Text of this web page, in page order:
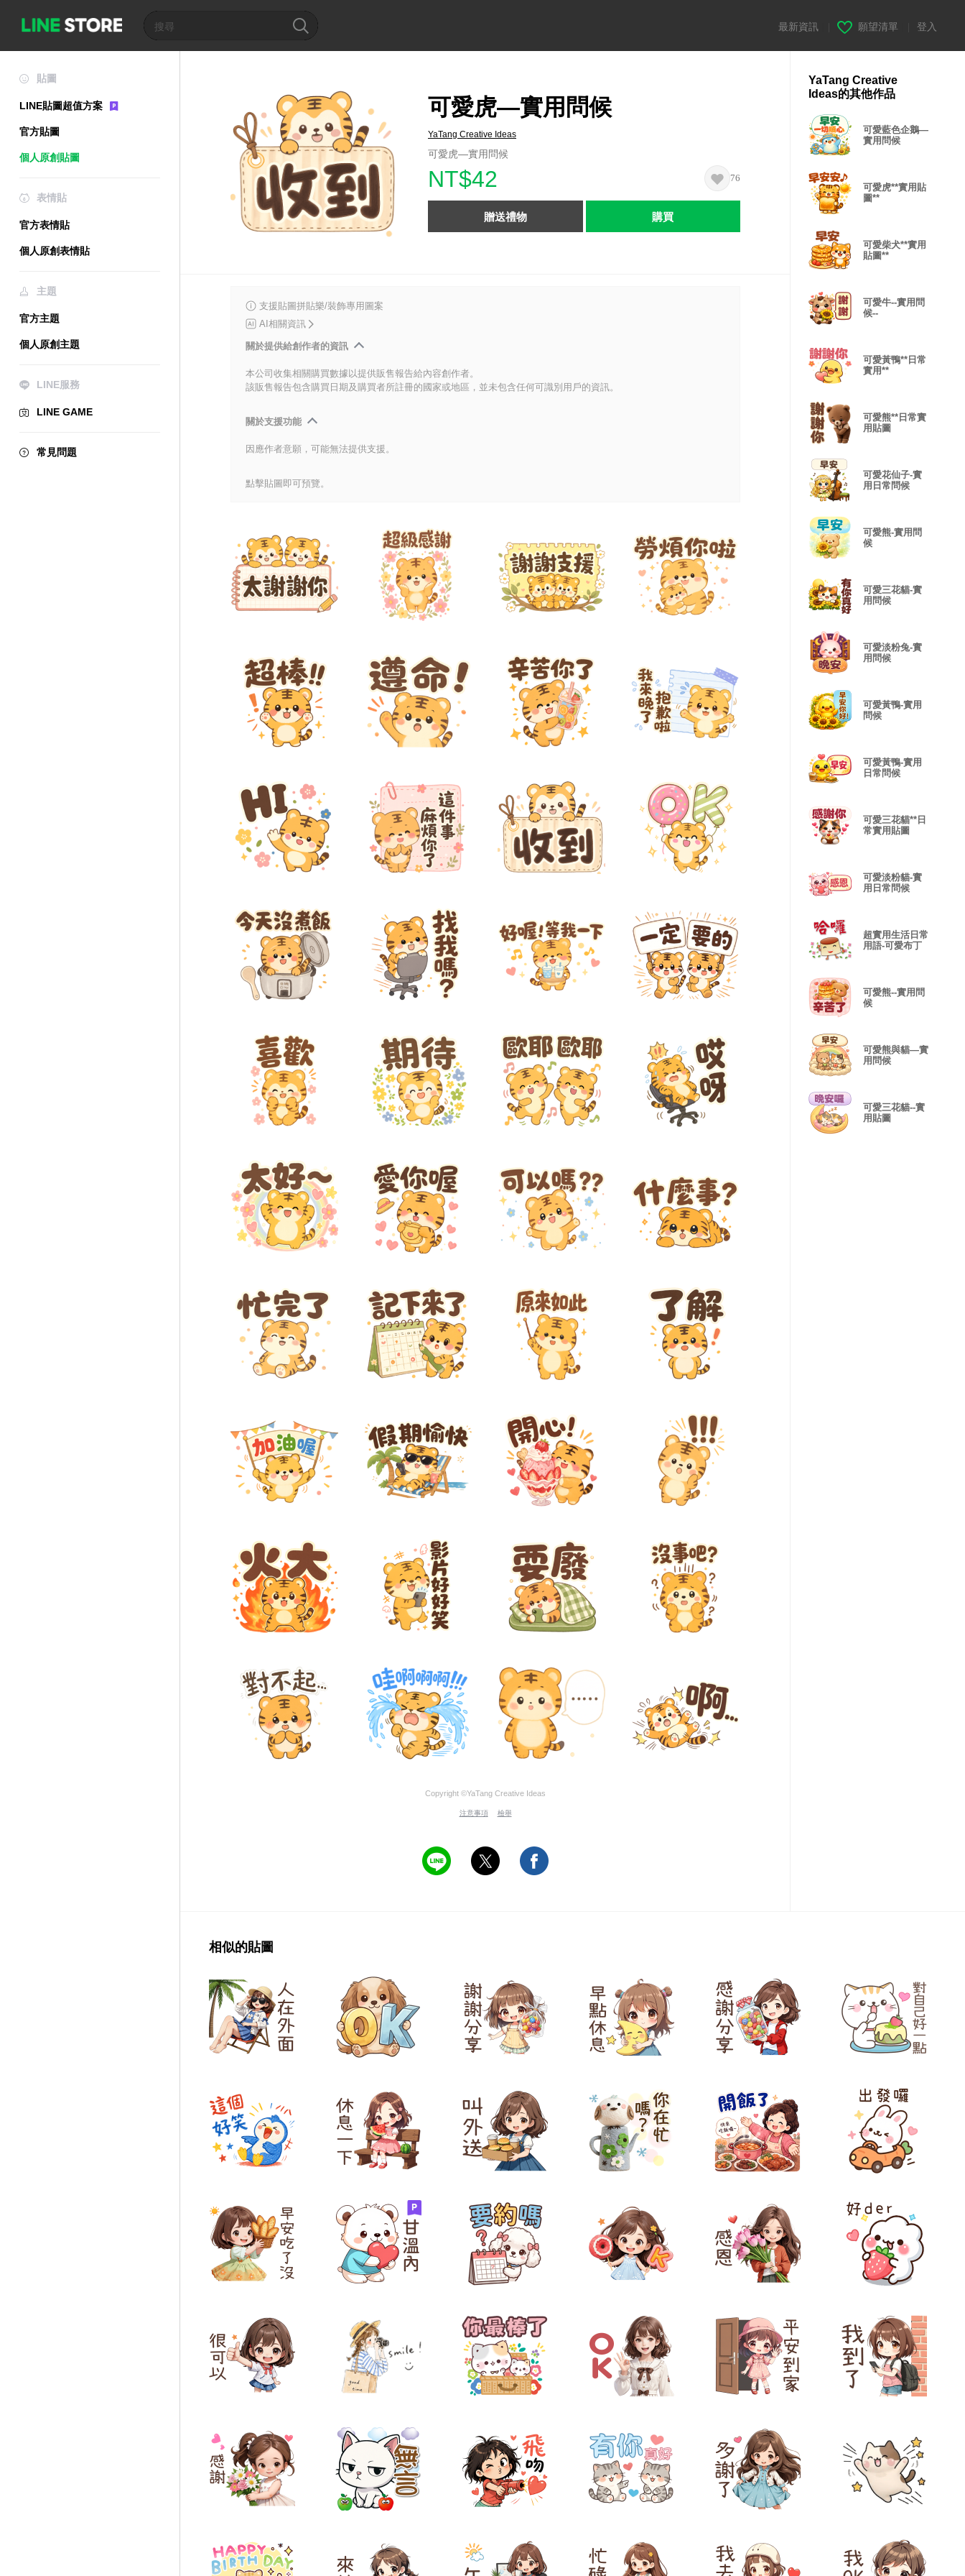
最新資訊 願望清單 登入
貼圖
LINE貼圖超值方案
官方貼圖
個人原創貼圖
表情貼
官方表情貼
個人原創表情貼
主題
官方主題
個人原創主題
LINE服務
LINE GAME
常見問題
可愛虎—實用問候
YaTang Creative Ideas
可愛虎—實用問候
NT$42 76
贈送禮物 購買
支援貼圖拼貼樂/裝飾專用圖案
AI相關資訊
關於提供給創作者的資訊
本公司收集相關購買數據以提供販售報告給內容創作者。
該販售報告包含購買日期及購買者所註冊的國家或地區，並未包含任何可識別用戶的資訊。
關於支援功能
因應作者意願，可能無法提供支援。
點擊貼圖即可預覽。
Copyright ©YaTang Creative Ideas
注意事項 檢舉
YaTang Creative
Ideas的其他作品
可愛藍色企鵝—
實用問候
可愛虎**實用貼
圖**
可愛柴犬**實用
貼圖**
可愛牛--實用問
候--
可愛黃鴨**日常
實用**
可愛熊**日常實
用貼圖
可愛花仙子-實
用日常問候
可愛熊-實用問
候
可愛三花貓-實
用問候
可愛淡粉兔-實
用問候
可愛黃鴨-實用
問候
可愛黃鴨-實用
日常問候
可愛三花貓**日
常實用貼圖
可愛淡粉貓-實
用日常問候
超實用生活日常
用語-可愛布丁
可愛熊--實用問
候
可愛熊與貓—實
用問候
可愛三花貓--實
用貼圖
相似的貼圖